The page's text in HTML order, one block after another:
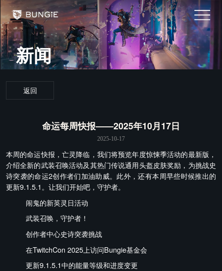
新闻
返回
命运每周快报——2025年10月17日
2025-10-17
本周的命运快报，亡灵降临，我们将预览年度惊悚季活动的最新版，
介绍全新的武装召唤活动及其热门传说通用头盔皮肤奖励，为挑战史
诗突袭的命运2创作者们加油助威。此外，还有本周早些时候推出的
更新9.1.5.1。让我们开始吧，守护者。
闹鬼的新英灵日活动
武装召唤，守护者！
创作者中心史诗突袭挑战
在TwitchCon 2025上访问Bungie基金会
更新9.1.5.1中的能量等级和进度变更